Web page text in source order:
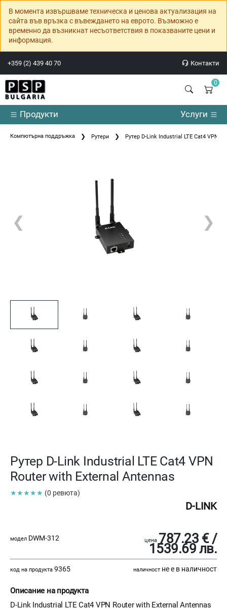
В момента извършваме техническа и ценова актуализация на
сайта във връзка с въвеждането на еврото. Възможно е
временно да възникнат несъответствия в показваните цени и
информация.
+359 (2) 439 40 70 Контакти
0
Продукти Услуги
Компютърна поддръжка Рутери Рутер D-Link Industrial LTE Cat4 VPN
❮ ❯
Рутер D-Link Industrial LTE Cat4 VPN
Router with External Antennas
★★★★★ (0 ревюта)
D-LINK
модел DWM-312 цена 787.23 € /
1539.69 лв.
код на продукта 9365 наличност не е в наличност
Описание на продукта
D-Link Industrial LTE Cat4 VPN Router with External Antennas